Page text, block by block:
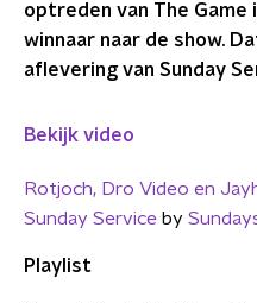
optreden van The Game
winnaar naar de show.
aflevering van Sunday
Bekijk video
Rotjoch, Dro Video en
Sunday Service by
Playlist